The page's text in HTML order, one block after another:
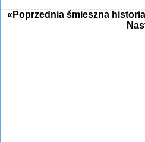
«Poprzednia śmieszna historia